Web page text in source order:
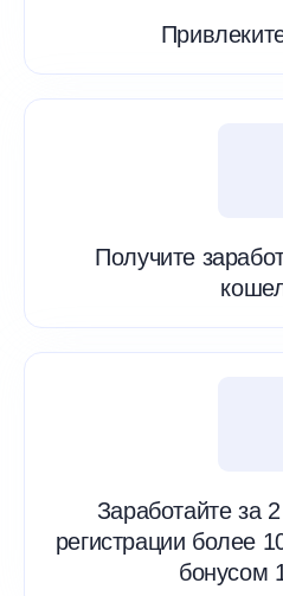
Получите
Заработайте за
регистрации более
бонусом